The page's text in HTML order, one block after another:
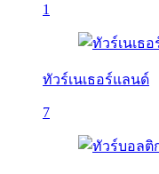
1
ทัวร์เนเธอร์แลนด์
7